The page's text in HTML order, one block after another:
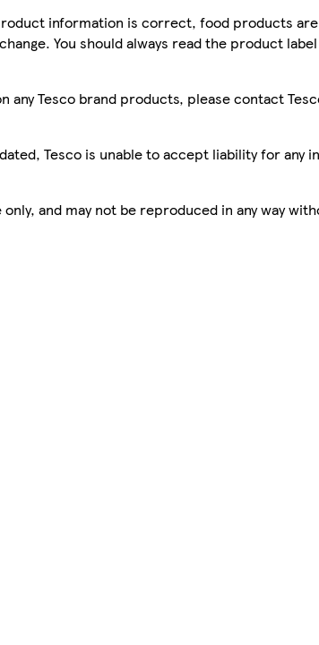
information is correct, food products
You should always read the product
any Tesco brand products, please contact
Tesco is unable to accept liability for any
and may not be reproduced in any way